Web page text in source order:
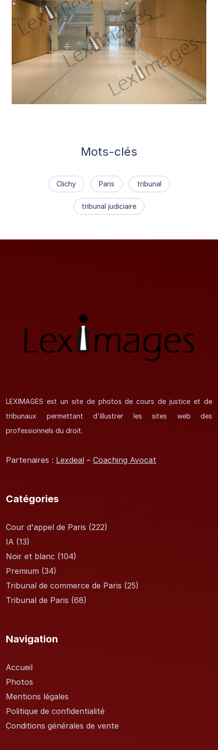
Mots-clés
Clichy Paris tribunal
tribunal judiciaire
LEXIMAGES est un site de photos de cours de justice et de
tribunaux permettant d'illustrer les sites web des
professionnels du droit.
Partenaires : Lexdeal – Coaching Avocat
Catégories
Cour d'appel de Paris (222)
IA (13)
Noir et blanc (104)
Premium (34)
Tribunal de commerce de Paris (25)
Tribunal de Paris (68)
Navigation
Accueil
Photos
Mentions légales
Politique de confidentialité
Conditions générales de vente